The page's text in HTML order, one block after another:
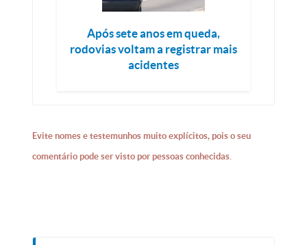
Após sete anos em queda,
rodovias voltam a registrar mais
acidentes
Evite nomes e testemunhos muito explícitos, pois o seu
comentário pode ser visto por pessoas conhecidas.